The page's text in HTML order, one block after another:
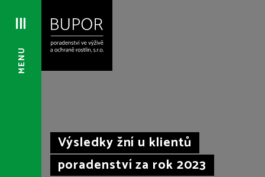
MENU
Výsledky žní u klientů
poradenství za rok 2023